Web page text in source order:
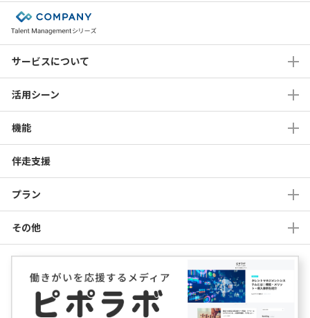
サービスについて
活用シーン
機能
伴走支援
プラン
その他